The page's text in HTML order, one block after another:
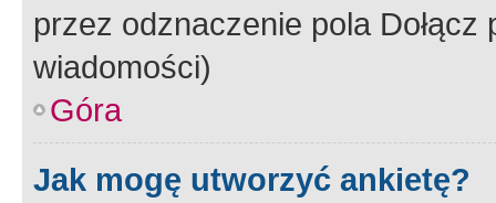
przez odznaczenie pola
wiadomości)
Góra
Jak mogę utworzyć ankietę?